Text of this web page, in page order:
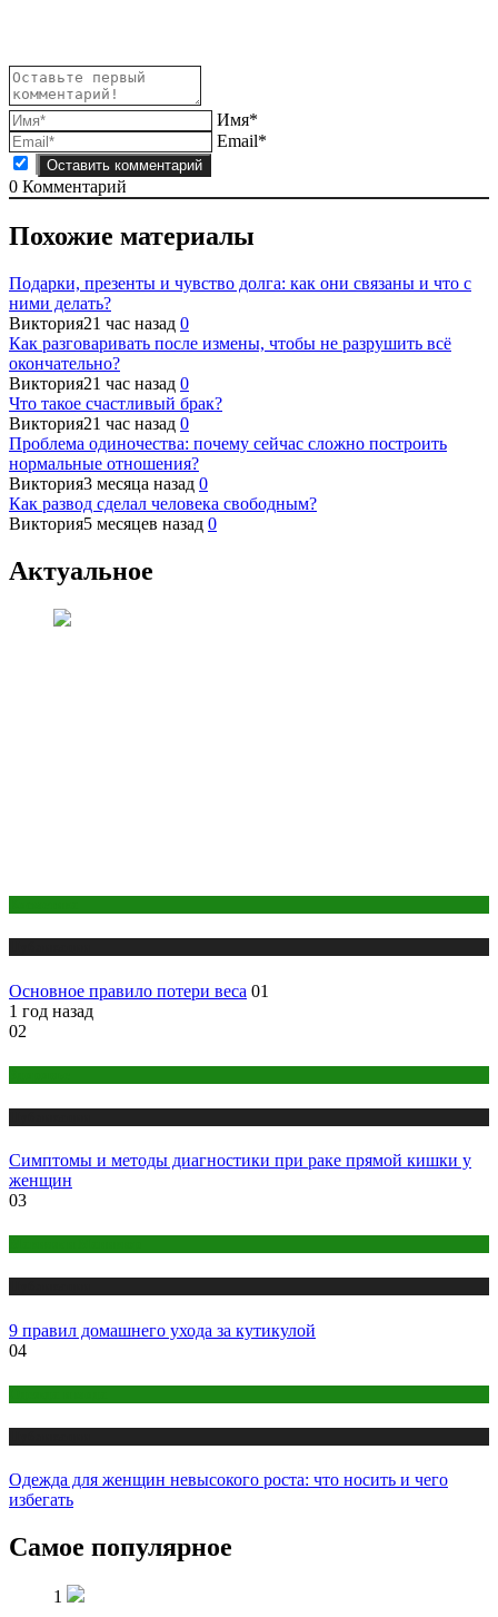
Имя*
Email*
0 Комментарий
Похожие материалы
Подарки, презенты и чувство долга: как они связаны и что с
ними делать?
Виктория21 час назад 0
Как разговаривать после измены, чтобы не разрушить всё
окончательно?
Виктория21 час назад 0
Что такое счастливый брак?
Виктория21 час назад 0
Проблема одиночества: почему сейчас сложно построить
нормальные отношения?
Виктория3 месяца назад 0
Как развод сделал человека свободным?
Виктория5 месяцев назад 0
Актуальное
Основное правило потери веса 01
1 год назад
02
Симптомы и методы диагностики при раке прямой кишки у
женщин
03
9 правил домашнего ухода за кутикулой
04
Одежда для женщин невысокого роста: что носить и чего
избегать
Самое популярное
1